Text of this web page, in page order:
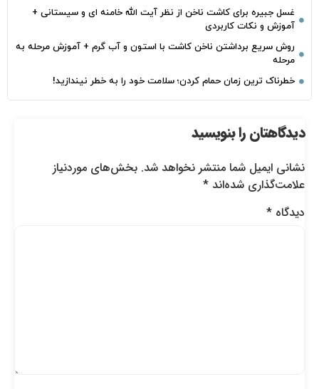
غسل جبیره برای کاشت ناخن از نظر آیت الله خامنه ای و سیستانی +
آموزش و نکات کاربردی
روش سریع برداشتن ناخن کاشت با استون و آب گرم + آموزش مرحله به
مرحله
خطرناک‌ ترین زمان‌ حمام کردن؛ سلامت خود را به خطر نیندازید!
دیدگاهتان را بنویسید
نشانی ایمیل شما منتشر نخواهد شد. بخش‌های موردنیاز
علامت‌گذاری شده‌اند *
دیدگاه *